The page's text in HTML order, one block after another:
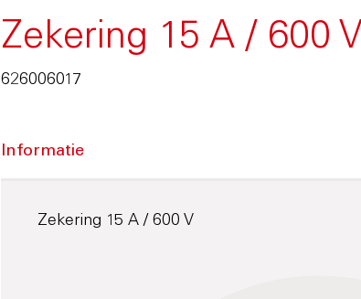
Zekering 15 A / 600 V
626006017
Informatie
Zekering 15 A / 600 V